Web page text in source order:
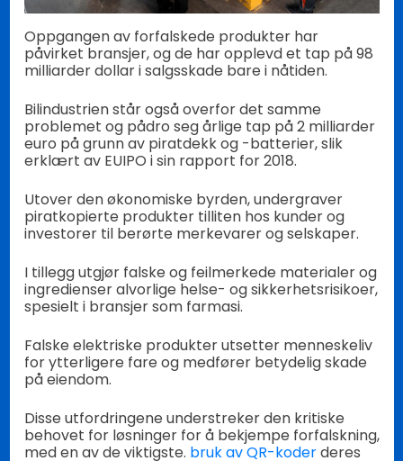
Oppgangen av forfalskede produkter har
påvirket bransjer, og de har opplevd et tap på 98
milliarder dollar i salgsskade bare i nåtiden.
Bilindustrien står også overfor det samme
problemet og pådro seg årlige tap på 2 milliarder
euro på grunn av piratdekk og -batterier, slik
erklært av EUIPO i sin rapport for 2018.
Utover den økonomiske byrden, undergraver
piratkopierte produkter tilliten hos kunder og
investorer til berørte merkevarer og selskaper.
I tillegg utgjør falske og feilmerkede materialer og
ingredienser alvorlige helse- og sikkerhetsrisikoer,
spesielt i bransjer som farmasi.
Falske elektriske produkter utsetter menneskeliv
for ytterligere fare og medfører betydelig skade
på eiendom.
Disse utfordringene understreker den kritiske
behovet for løsninger for å bekjempe forfalskning,
med en av de viktigste. bruk av QR-koderderes